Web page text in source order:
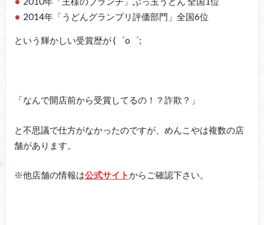
2014年「うどんグランプリ評価部門」全国6位
という輝かしい受賞歴が (゜o゜;
「なんで開店前から受賞してるの！？詐欺？」
と不思議で仕方がなかったのですが、めんこやは複数の店
舗があります。
※他店舗の情報は公式サイトからご確認下さい。